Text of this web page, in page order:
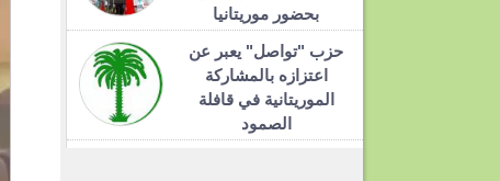
بحضور موريتانيا
حزب "تواصل" يعبر عن
اعتزازه بالمشاركة
الموريتانية في قافلة
الصمود